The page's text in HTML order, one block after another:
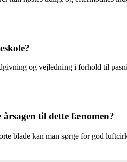
og vejledning i forhold til
til dette fænomen?
blade kan man sørge for god